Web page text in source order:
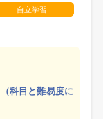
自立学習
科目と難易度に